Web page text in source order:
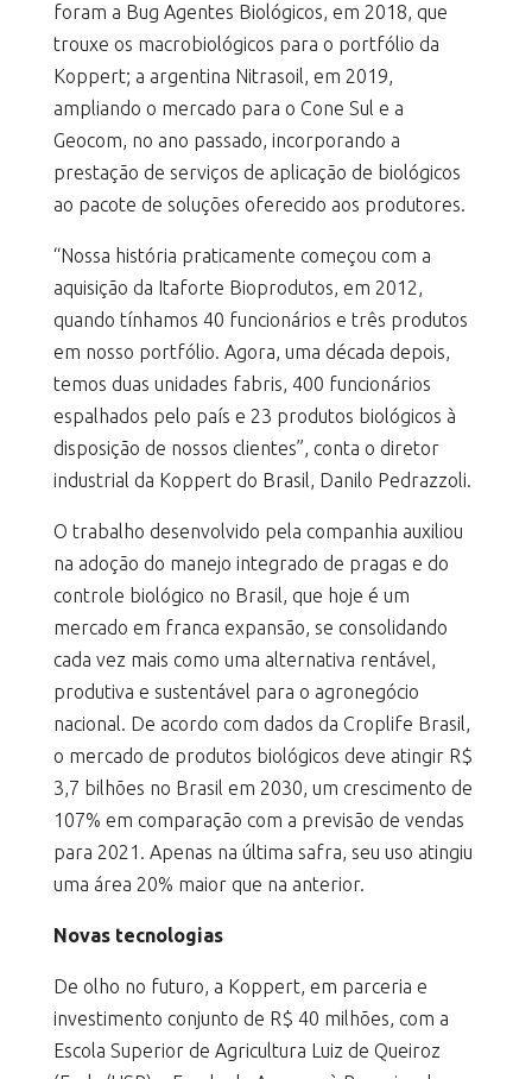
foram a Bug Agentes Biológicos, em 2018, que
trouxe os macrobiológicos para o portfólio da
Koppert; a argentina Nitrasoil, em 2019,
ampliando o mercado para o Cone Sul e a
Geocom, no ano passado, incorporando a
prestação de serviços de aplicação de biológicos
ao pacote de soluções oferecido aos produtores.
“Nossa história praticamente começou com a
aquisição da Itaforte Bioprodutos, em 2012,
quando tínhamos 40 funcionários e três produtos
em nosso portfólio. Agora, uma década depois,
temos duas unidades fabris, 400 funcionários
espalhados pelo país e 23 produtos biológicos à
disposição de nossos clientes”, conta o diretor
industrial da Koppert do Brasil, Danilo Pedrazzoli.
O trabalho desenvolvido pela companhia auxiliou
na adoção do manejo integrado de pragas e do
controle biológico no Brasil, que hoje é um
mercado em franca expansão, se consolidando
cada vez mais como uma alternativa rentável,
produtiva e sustentável para o agronegócio
nacional. De acordo com dados da Croplife Brasil,
o mercado de produtos biológicos deve atingir R$
3,7 bilhões no Brasil em 2030, um crescimento de
107% em comparação com a previsão de vendas
para 2021. Apenas na última safra, seu uso atingiu
uma área 20% maior que na anterior.
Novas tecnologias
De olho no futuro, a Koppert, em parceria e
investimento conjunto de R$ 40 milhões, com a
Escola Superior de Agricultura Luiz de Queiroz